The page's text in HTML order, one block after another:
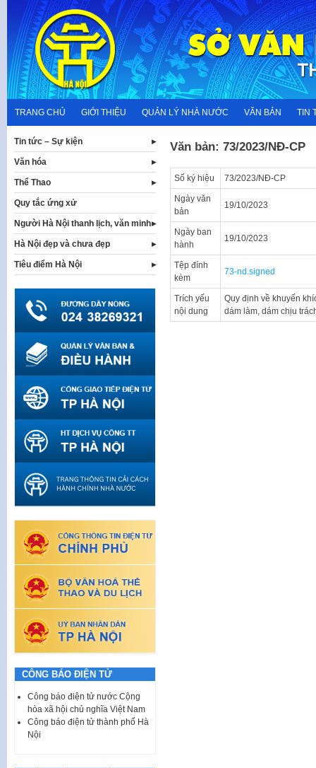
content
TRANG CHỦ GIỚI THIỆU QUẢN LÝ NHÀ NƯỚC VĂN BẢN TIN
Văn bản: 73/2023/NĐ-CP
Số ký hiệu 73/2023/NĐ-CP
Ngày văn
bản
19/10/2023
Ngày ban
hành
19/10/2023
Tệp đính
kèm
73-nd.signed
Trích yếu
nội dung
Quy định về khuyến
dám làm, dám chịu
Tin tức – Sự kiện
Văn hóa
Thể Thao
Quy tắc ứng xử
Người Hà Nội thanh lịch, văn minh
Hà Nội đẹp và chưa đẹp
Tiêu điểm Hà Nội
CÔNG BÁO ĐIỆN TỬ
Công báo điện tử nước Cộng
hòa xã hội chủ nghĩa Việt Nam
Công báo điện tử thành phố Hà
Nội